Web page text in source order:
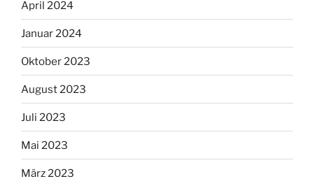
April 2024
Januar 2024
Oktober 2023
August 2023
Juli 2023
Mai 2023
März 2023